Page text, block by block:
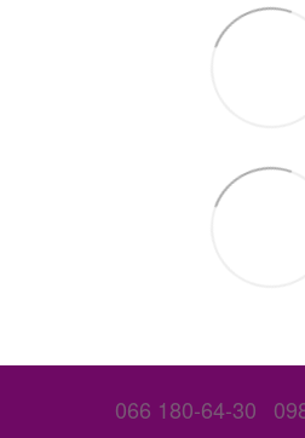
066 180-64-30